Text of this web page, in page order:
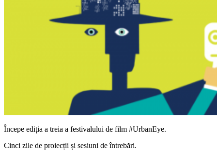
Începe ediția a treia a festivalului de film #UrbanEye.
Cinci zile de proiecții și sesiuni de întrebări.